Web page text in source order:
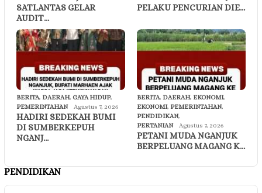
SATLANTAS GELAR
AUDIT…
PELAKU PENCURIAN DIE…
BERITA, DAERAH, GAYA HIDUP,
PEMERINTAHAN
Agustus 7, 2026
HADIRI SEDEKAH BUMI
DI SUMBERKEPUH
NGANJ…
BERITA, DAERAH, EKONOMI,
EKONOMI, PEMERINTAHAN,
PENDIDIKAN,
PERTANIAN
Agustus 7, 2026
PETANI MUDA NGANJUK
BERPELUANG MAGANG K…
PENDIDIKAN